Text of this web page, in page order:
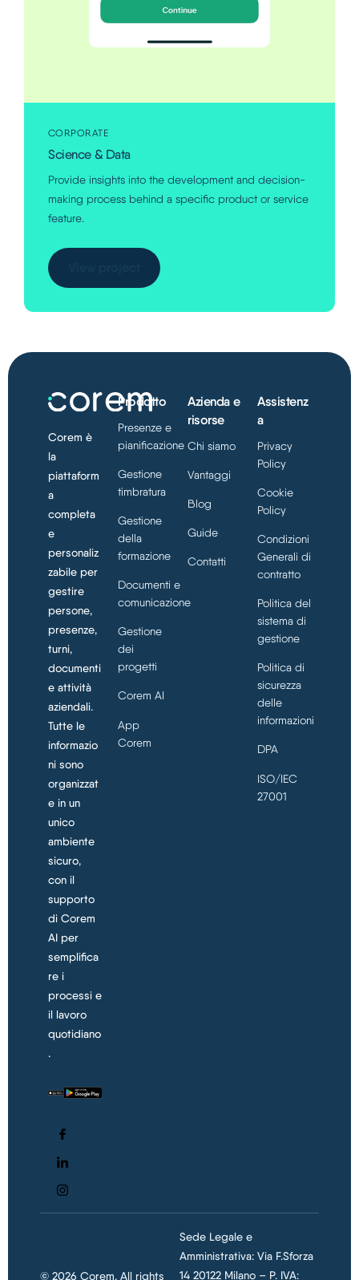
CORPORATE
Science & Data
Provide insights into the development and decision-
making process behind a specific product or service
feature.
Corem è
la
piattaform
a
completa
e
personaliz
zabile per
gestire
persone,
presenze,
turni,
documenti
e attività
aziendali.
Tutte le
informazio
ni sono
organizzat
e in un
unico
ambiente
sicuro,
con il
supporto
di Corem
AI per
semplifica
re i
processi e
il lavoro
quotidiano
.
Prodotto
Presenze e
pianificazione
Gestione
timbratura
Gestione
della
formazione
Documenti e
comunicazione
Gestione
dei
progetti
Corem AI
App
Corem
Azienda e
risorse
Chi siamo
Vantaggi
Blog
Guide
Contatti
Assistenz
a
Privacy
Policy
Cookie
Policy
Condizioni
Generali di
contratto
Politica del
sistema di
gestione
Politica di
sicurezza
delle
informazioni
DPA
ISO/IEC
27001
© 2026 Corem. All rights
Sede Legale e
Amministrativa: Via F.Sforza
14 20122 Milano – P. IVA: